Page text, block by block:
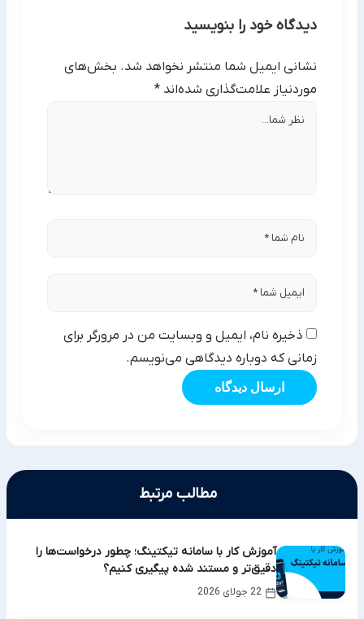
سامانه سجام را به صورت کامل انجام داده باشید.
دیدگاه خود را بنویسید
نشانی ایمیل شما منتشر نخواهد شد. بخش‌های
موردنیاز علامت‌گذاری شده‌اند *
ذخیره نام، ایمیل و وبسایت من در مرورگر برای
زمانی که دوباره دیدگاهی می‌نویسم.
ارسال دیدگاه
مطالب مرتبط
آموزش کار با سامانه تیکتینگ؛ چطور درخواست‌ها را
دقیق‌تر و مستند شده پیگیری کنیم؟
22 جولای 2026